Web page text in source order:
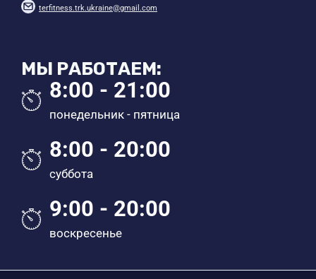
terfitness.trk.ukraine@gmail.com
МЫ РАБОТАЕМ:
8:00 - 21:00
понедельник - пятница
8:00 - 20:00
суббота
9:00 - 20:00
воскресенье